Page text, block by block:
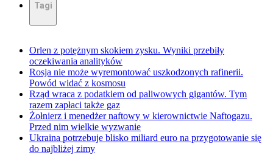
Tagi
Orlen z potężnym skokiem zysku. Wyniki przebiły
oczekiwania analityków
Rosja nie może wyremontować uszkodzonych rafinerii.
Powód widać z kosmosu
Rząd wraca z podatkiem od paliwowych gigantów. Tym
razem zapłaci także gaz
Żołnierz i menedżer naftowy w kierownictwie Naftogazu.
Przed nim wielkie wyzwanie
Ukraina potrzebuje blisko miliard euro na przygotowanie się
do najbliżej zimy